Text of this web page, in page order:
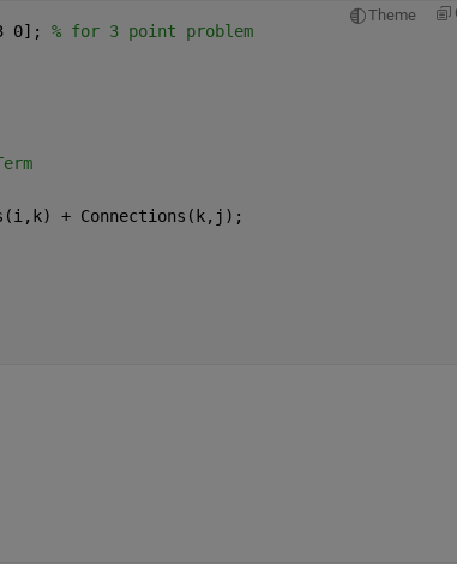
Theme
0]; % for 3 point problem
+ Connections(k,j);